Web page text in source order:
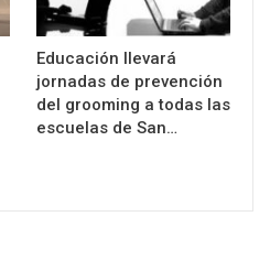
Educación llevará
jornadas de prevención
del grooming a todas las
escuelas de San…